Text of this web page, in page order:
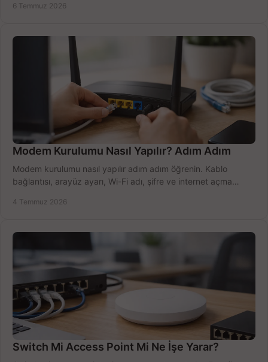
6 Temmuz 2026
Modem Kurulumu Nasıl Yapılır? Adım Adım
Modem kurulumu nasıl yapılır adım adım öğrenin. Kablo
bağlantısı, arayüz ayarı, Wi-Fi adı, şifre ve internet açma
4 Temmuz 2026
Switch Mi Access Point Mi Ne İşe Yarar?